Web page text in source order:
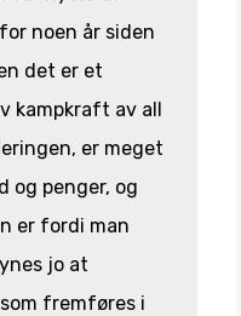
noen år siden
det er et
kampkraft av all
er meget
og penger, og
er fordi man
jo at
fremføres i